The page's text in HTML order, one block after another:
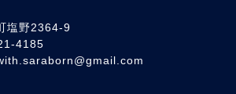
塩野2364-9
4185